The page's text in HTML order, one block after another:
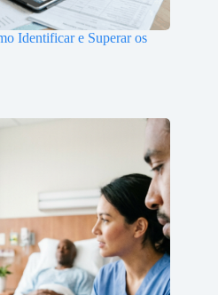
Identificar e Superar os